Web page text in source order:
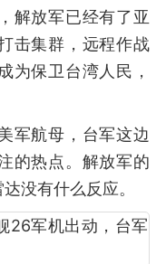
解放军已经有了亚
击集群，远程作战
为保卫台湾人民，
军航母，台军这边
的热点。解放军的
没有什么反应。